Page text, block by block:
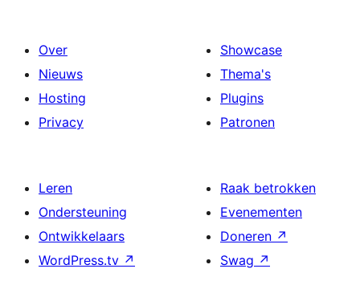
Over
Nieuws
Hosting
Privacy
Showcase
Thema's
Plugins
Patronen
Leren
Ondersteuning
Ontwikkelaars
WordPress.tv ↗
Raak betrokken
Evenementen
Doneren ↗
Swag ↗